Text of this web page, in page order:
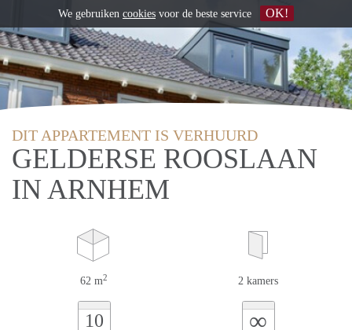
DIT APPARTEMENT IS VERHUURD
GELDERSE ROOSLAAN
IN ARNHEM
62 m2 2 kamers
10 ∞
We gebruiken cookies voor de beste service OK!